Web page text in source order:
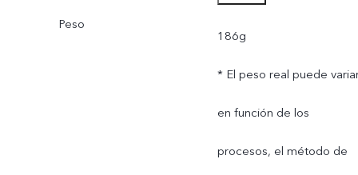
Peso
186g
* El peso real puede
en función de los
procesos, el método de